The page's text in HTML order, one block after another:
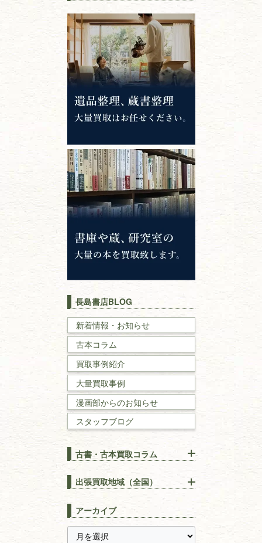
江戸時代の書物
唐本・漢籍・
中国書物・朝鮮本
錦絵・浮世絵・版画・刷り物
専門書・ 学術書
哲学書・思想書
心理学・倫理学
仏教書
神道・神社仏閣
イスラム教
キリスト教
戦記・戦史
国文学・
理工書
数学書・物理学書
建築書
漢方・鍼灸・東洋医学
易学・占い
スピリチュアル・
全集・
長島書店BLOG
新着情報・お知らせ
古本コラム
買取事例紹介
大量買取事例
漫画部からのお知らせ
スタッフブログ
古書・古本買取コラム
【出張買取】古本の大量買取
りOK！効率的に売る方法
宅配買取は古本を送るだけ！
長島書店の便利な買取サービ
ス
【持ち込み買取】店頭で簡単
に古本を売るメリットとは？
出張買取地域（全国）
埼玉県
千葉県
神奈川県
静岡県
アーカイブ